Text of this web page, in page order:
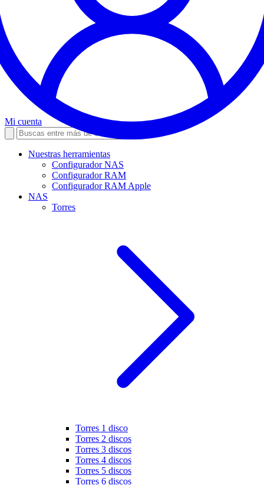
Mi cuenta
Nuestras herramientas
Configurador NAS
Configurador RAM
Configurador RAM Apple
NAS
Torres
Torres 1 disco
Torres 2 discos
Torres 3 discos
Torres 4 discos
Torres 5 discos
Torres 6 discos